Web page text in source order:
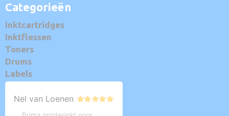
Categorieën
Inktcartridges
Inktflessen
Toners
Drums
Labels